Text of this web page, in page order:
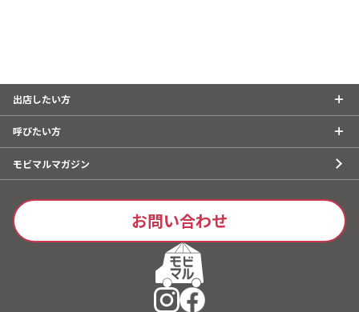
出店したい方
呼びたい方
モビマルマガジン
お問い合わせ